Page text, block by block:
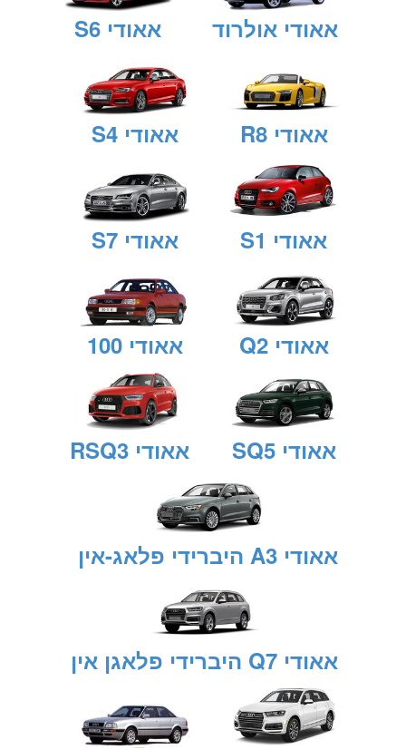
אאודי אולרוד אאודי S6
אאודי R8 אאודי S4
אאודי S1 אאודי S7
אאודי Q2 אאודי 100
אאודי SQ5 אאודי RSQ3
אאודי A3 היברידי פלאג-אין
אאודי Q7 היברידי פלאגן אין